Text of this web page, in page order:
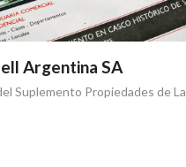
Argentina SA
Suplemento Propiedades de La